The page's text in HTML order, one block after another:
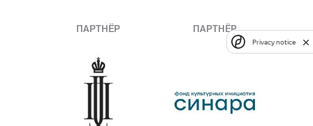
ПАРТНЁР ПАРТНЁР
Privacy notice